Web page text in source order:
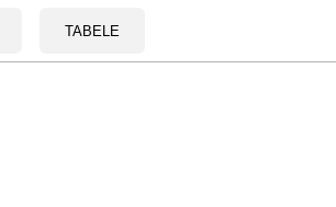
TABELE